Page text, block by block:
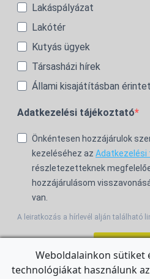
Lakáspályázat
Lakótér
Kutyás ügyek
Társasházi hírek
Állami kisajátításban
Adatkezelési tájékoztató
Önkéntesen hozzájárulok
kezeléséhez az
részletezetteknek
hozzájárulásom
van.
A leiratkozás a hírlevél alján található
Weboldalainkon sütiket
technológiákat használunk